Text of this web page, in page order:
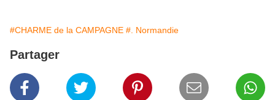
#CHARME de la CAMPAGNE #. Normandie
Partager